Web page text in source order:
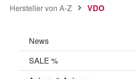
Hersteller von A-Z VDO
News
SALE %